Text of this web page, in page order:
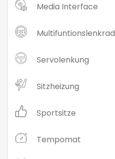
Media Interface
Multifuntionslenkrad
Servolenkung
Sitzheizung
Sportsitze
Tempomat